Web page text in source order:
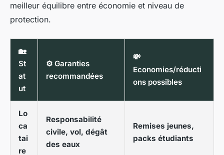
meilleur équilibre entre économie et niveau de
protection.
🏡
St
at
ut
⚙️ Garanties
recommandées
💸
Economies/réducti
ons possibles
Lo
ca
tai
re
Responsabilité
civile, vol, dégât
des eaux
Remises jeunes,
packs étudiants